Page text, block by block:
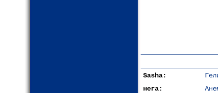
Sasha:
нега: